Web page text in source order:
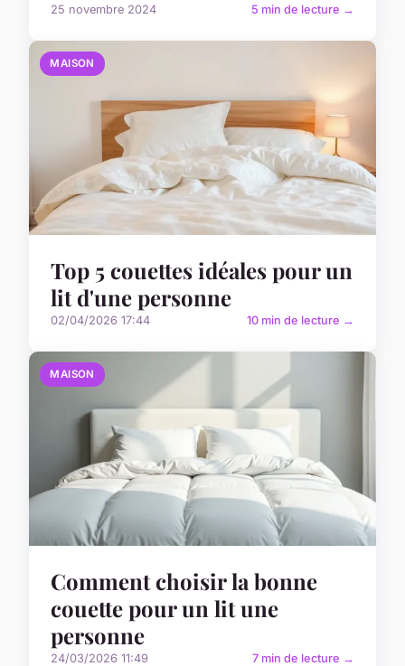
25 novembre 2024 5 min de lecture →
MAISON
Top 5 couettes idéales pour un
lit d'une personne
02/04/2026 17:44 10 min de lecture →
MAISON
Comment choisir la bonne
couette pour un lit une
personne
24/03/2026 11:49 7 min de lecture →